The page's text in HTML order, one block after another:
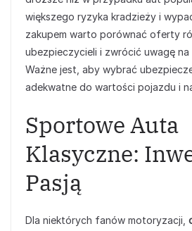
większego ryzyka kradzieży i
zakupem warto porównać oferty
ubezpieczycieli i zwrócić uwagę na
Ważne jest, aby wybrać
adekwatne do wartości pojazdu i
Sportowe Auta
Klasyczne:
Pasją
Dla niektórych fanów motoryzacji,